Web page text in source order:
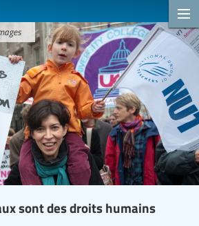
sont des droits humains